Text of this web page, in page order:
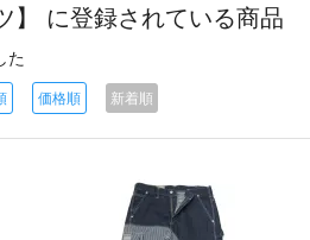
】 に登録されている商品
た
価格順 新着順